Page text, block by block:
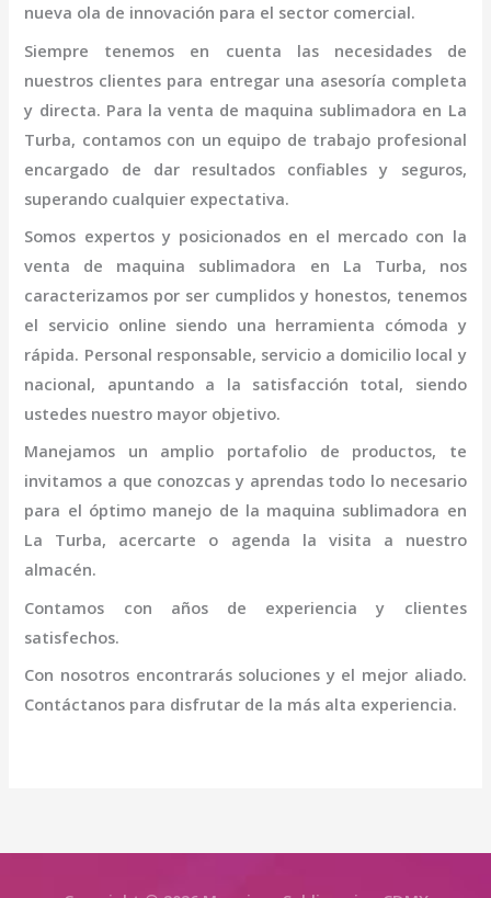
nueva ola de innovación para el sector comercial.
Siempre tenemos en cuenta las necesidades de
nuestros clientes para entregar una asesoría completa
y directa. Para la venta de maquina sublimadora en La
Turba, contamos con un equipo de trabajo profesional
encargado de dar resultados confiables y seguros,
superando cualquier expectativa.
Somos expertos y posicionados en el mercado con la
venta de maquina sublimadora en La Turba, nos
caracterizamos por ser cumplidos y honestos, tenemos
el servicio online siendo una herramienta cómoda y
rápida. Personal responsable, servicio a domicilio local y
nacional, apuntando a la satisfacción total, siendo
ustedes nuestro mayor objetivo.
Manejamos un amplio portafolio de productos, te
invitamos a que conozcas y aprendas todo lo necesario
para el óptimo manejo de la maquina sublimadora en
La Turba, acercarte o agenda la visita a nuestro
almacén.
Contamos con años de experiencia y clientes
satisfechos.
Con nosotros encontrarás soluciones y el mejor aliado.
Contáctanos para disfrutar de la más alta experiencia.